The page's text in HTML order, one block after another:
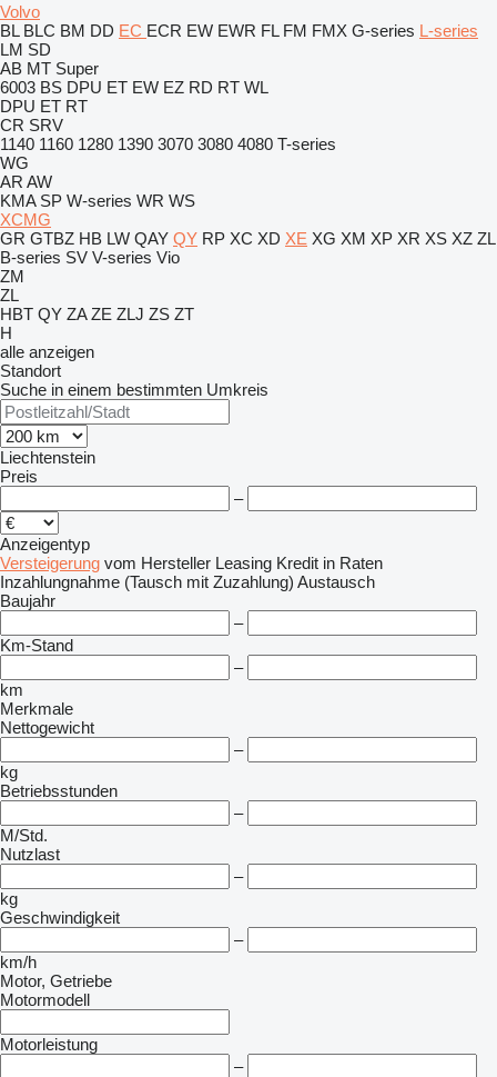
Volvo
BL BLC BM DD EC ECR EW EWR FL FM FMX G-series L-series
LM SD
AB MT Super
6003 BS DPU ET EW EZ RD RT WL
DPU ET RT
CR SRV
1140 1160 1280 1390 3070 3080 4080 T-series
WG
AR AW
KMA SP W-series WR WS
XCMG
GR GTBZ HB LW QAY QY RP XC XD XE XG XM XP XR XS XZ ZL
B-series SV V-series Vio
ZM
ZL
HBT QY ZA ZE ZLJ ZS ZT
H
alle anzeigen
Standort
Suche in einem bestimmten Umkreis
Liechtenstein
Preis
–
Anzeigentyp
Versteigerung vom Hersteller Leasing Kredit in Raten
Inzahlungnahme (Tausch mit Zuzahlung) Austausch
Baujahr
–
Km-Stand
–
km
Merkmale
Nettogewicht
–
kg
Betriebsstunden
–
M/Std.
Nutzlast
–
kg
Geschwindigkeit
–
km/h
Motor, Getriebe
Motormodell
Motorleistung
–